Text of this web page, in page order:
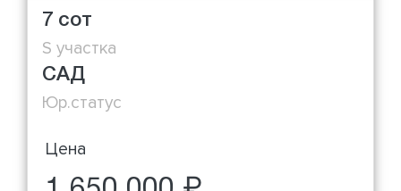
7 сот
S участка
САД
Юр.статус
Цена